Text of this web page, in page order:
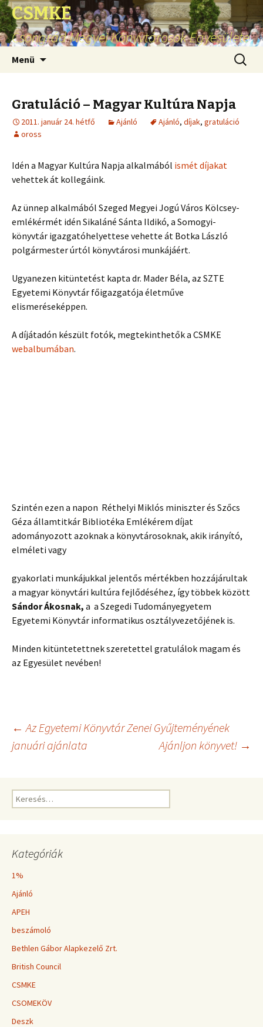
CSMKE
Csongrád Megyei Könyvtárosok Egyesülete
Menü
Gratuláció – Magyar Kultúra Napja
2011. január 24. hétfő Ajánló Ajánló, díjak, gratuláció
oross
Idén a Magyar Kultúra Napja alkalmából ismét díjakat
vehettek át kollegáink.
Az ünnep alkalmából Szeged Megyei Jogú Város Kölcsey-
emlékérmét idén Sikaláné Sánta Ildikó, a Somogyi-
könyvtár igazgatóhelyettese vehette át Botka László
polgármester úrtól könyvtárosi munkájáért.
Ugyanezen kitüntetést kapta dr. Mader Béla, az SZTE
Egyetemi Könyvtár főigazgatója életműve
elismeréseképpen.
A díjátadón készült fotók, megtekinthetők a CSMKE
webalbumában.
Szintén ezen a napon Réthelyi Miklós miniszter és Szőcs
Géza államtitkár Bibliotéka Emlékérem díjat
adományozott azoknak a könyvtárosoknak, akik irányító,
elméleti vagy
gyakorlati munkájukkal jelentős mértékben hozzájárultak
a magyar könyvtári kultúra fejlődéséhez, így többek között
Sándor Ákosnak, a a Szegedi Tudományegyetem
Egyetemi Könyvtár informatikus osztályvezetőjének is.
Minden kitüntetettnek szeretettel gratulálok magam és
az Egyesület nevében!
Bejegyzés
← Az Egyetemi Könyvtár Zenei Gyűjteményének
januári ajánlata
Ajánljon könyvet! →
Keresés:
Kategóriák
1%
Ajánló
APEH
beszámoló
Bethlen Gábor Alapkezelő Zrt.
British Council
CSMKE
CSOMEKÖV
Deszk